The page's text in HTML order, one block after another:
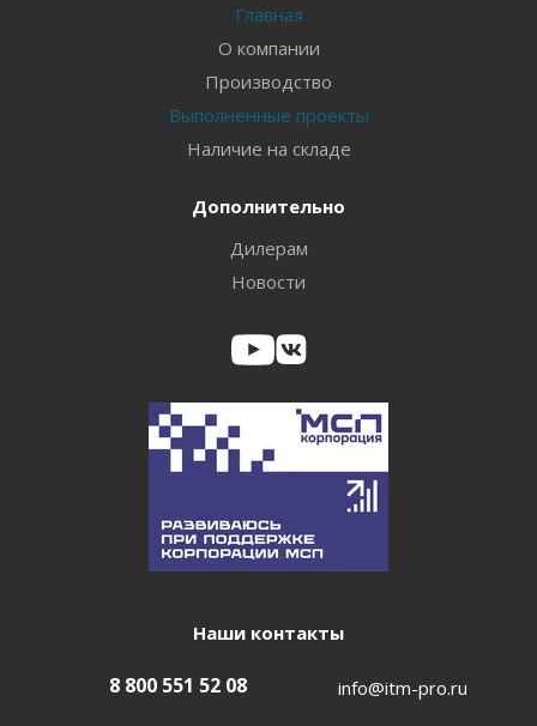
Главная
О компании
Производство
Выполненные проекты
Наличие на складе
Дополнительно
Дилерам
Новости
Наши контакты
8 800 551 52 08 info@itm-pro.ru